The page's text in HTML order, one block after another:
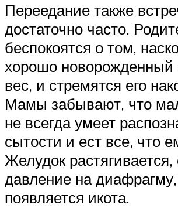
Переедание также
достаточно часто.
беспокоятся о том,
хорошо новорожденный
вес, и стремятся его
Мамы забывают, что
не всегда умеет
сытости и ест все, что
Желудок
давление на
появляется икота.